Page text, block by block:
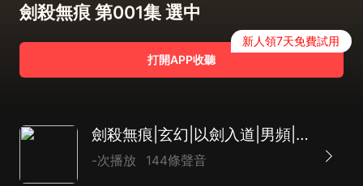
劍殺無痕 第001集 選中
打開APP收聽
新人領7天免費試用
劍殺無痕|玄幻|以劍入道|男頻|爽文|逆襲|多播
-次播放 144條聲音